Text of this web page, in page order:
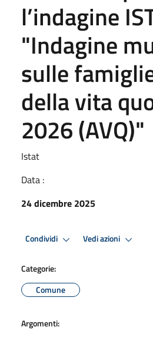
l’indagine
"Indagine
sulle
della vita
2026 (AVQ)"
Istat
Data :
24 dicembre 2025
Condividi Vedi azioni
Categorie:
Comune
Argomenti: